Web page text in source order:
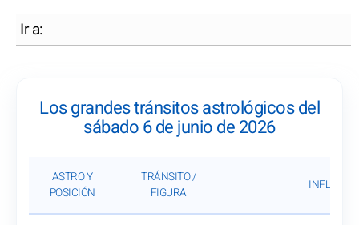
Ir a:
Los grandes tránsitos astrológicos del
sábado 6 de junio de 2026
ASTRO Y
POSICIÓN
TRÁNSITO /
FIGURA